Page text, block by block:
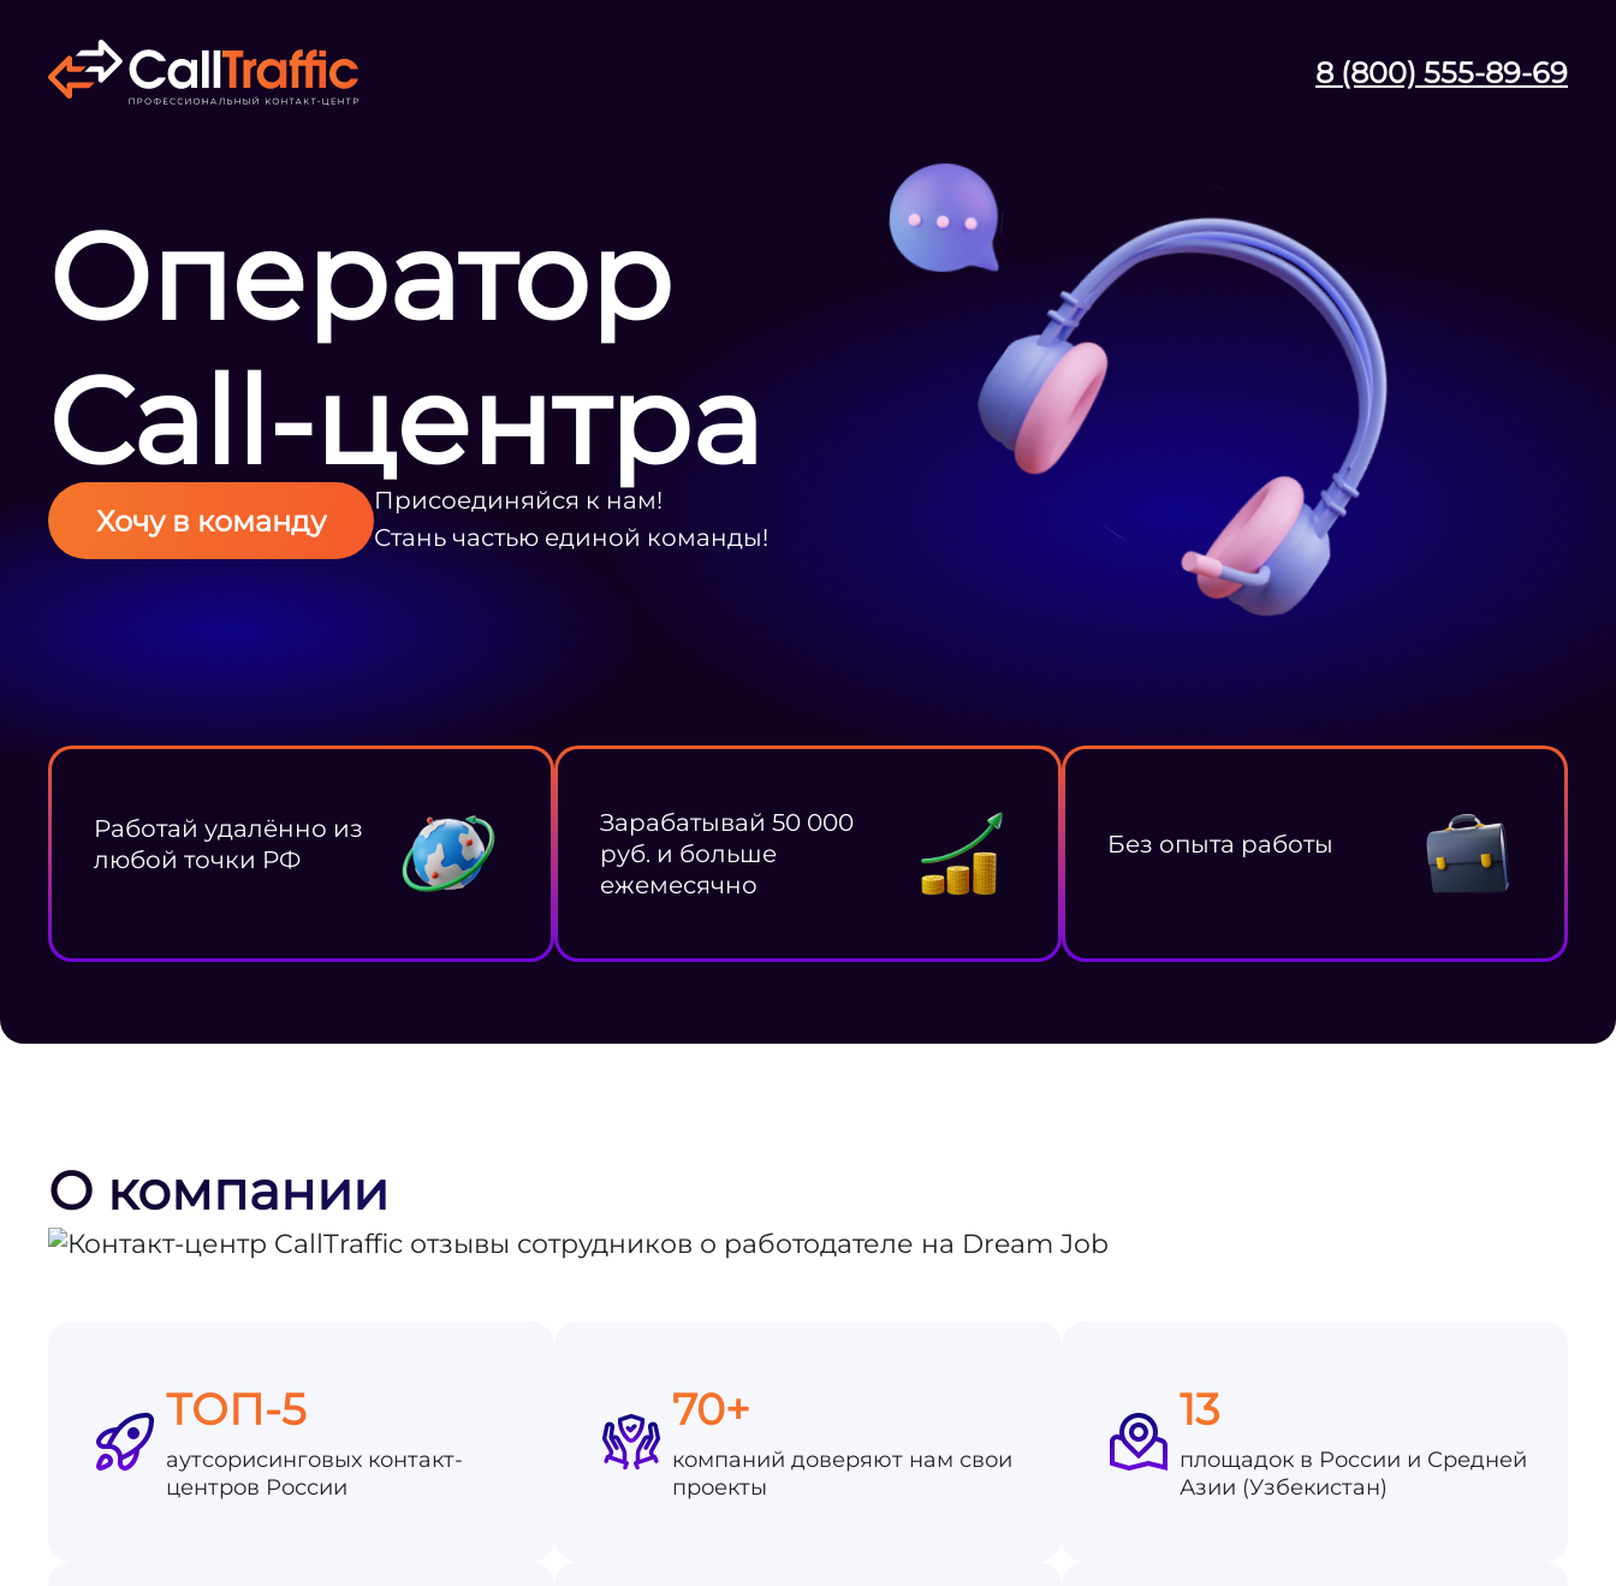
8 (800) 555-89-69
Оператор
Call-центра
Хочу в команду
Присоединяйся к нам!
Стань частью единой команды!
Работай удалённо из
любой точки РФ
Зарабатывай 50 000
руб. и больше
ежемесячно
Без опыта работы
О компании
ТОП-5
аутсорисинговых контакт-
центров России
70+
компаний доверяют нам свои
проекты
13
площадок в России и Средней
Азии (Узбекистан)